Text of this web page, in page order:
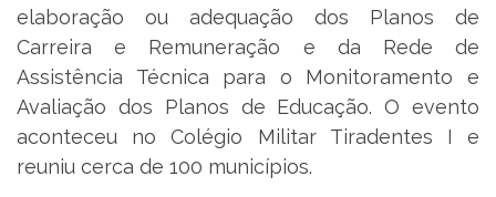
elaboração ou adequação dos Planos de
Carreira e Remuneração e da Rede de
Assistência Técnica para o Monitoramento e
Avaliação dos Planos de Educação. O evento
aconteceu no Colégio Militar Tiradentes I e
reuniu cerca de 100 municípios.